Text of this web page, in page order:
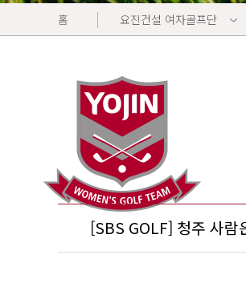
홈 요진건설 여자골프단
[SBS GOLF] 청주 사람